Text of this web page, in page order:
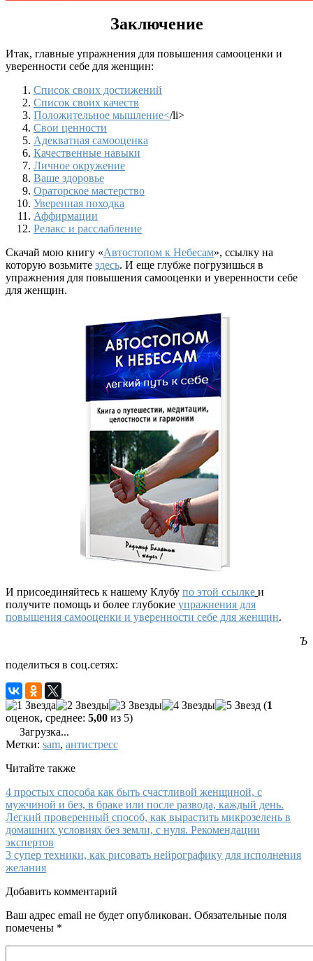
Заключение
Итак, главные упражнения для повышения самооценки и
уверенности себе для женщин:
Список своих достижений
Список своих качеств
Положительное мышление</li>
Свои ценности
Адекватная самооценка
Качественные навыки
Личное окружение
Ваше здоровье
Ораторское мастерство
Уверенная походка
Аффирмации
Релакс и расслабление
Скачай мою книгу «Автостопом к Небесам», ссылку на
которую возьмите здесь. И еще глубже погрузишься в
упражнения для повышения самооценки и уверенности себе
для женщин.
И присоединяйтесь к нашему Клубу по этой ссылке и
получите помощь и более глубокие упражнения для
повышения самооценки и уверенности себе для женщин.
Ъ
поделиться в соц.сетях:
(1
оценок, среднее: 5,00 из 5)
Загрузка...
Метки: sam, антистресс
Читайте также
4 простых способа как быть счастливой женщиной, с
мужчиной и без, в браке или после развода, каждый день.
Легкий проверенный способ, как вырастить микрозелень в
домашних условиях без земли, с нуля. Рекомендации
экспертов
3 супер техники, как рисовать нейрографику для исполнения
желания
Добавить комментарий
Ваш адрес email не будет опубликован. Обязательные поля
помечены *